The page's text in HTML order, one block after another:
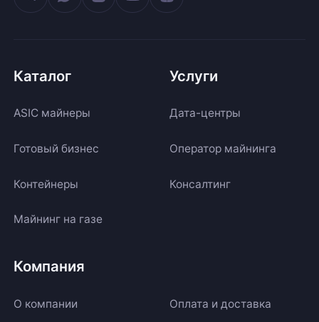
Каталог
ASIC майнеры
Готовый бизнес
Контейнеры
Майнинг на газе
Услуги
Дата-центры
Оператор майнинга
Консалтинг
Компания
О компании Оплата и доставка